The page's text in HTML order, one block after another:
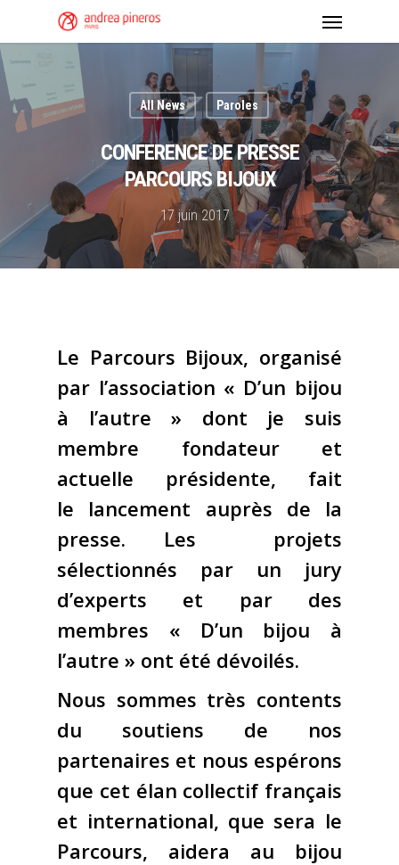
All News Paroles
CONFERENCE DE PRESSE
PARCOURS BIJOUX
17 juin 2017
Le Parcours Bijoux, organisé
par l’association « D’un bijou
à l’autre » dont je suis
membre fondateur et
actuelle présidente, fait
le lancement auprès de la
presse. Les projets
sélectionnés par un jury
d’experts et par des
membres « D’un bijou à
l’autre » ont été dévoilés.
Nous sommes très contents
du soutiens de nos
partenaires et nous espérons
que cet élan collectif français
et international, que sera le
Parcours, aidera au bijou